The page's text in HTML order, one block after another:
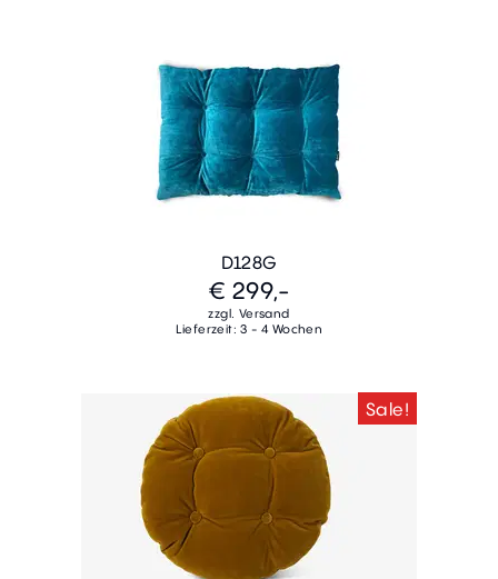
D128G
€ 299,-
zzgl. Versand
Lieferzeit: 3 - 4 Wochen
Sale!